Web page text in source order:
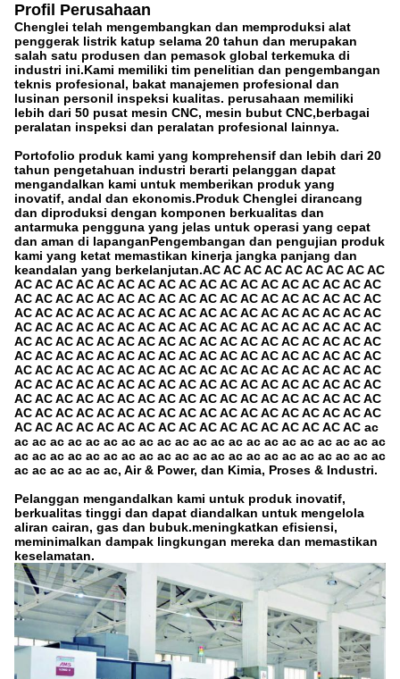
Profil Perusahaan
Chenglei telah mengembangkan dan memproduksi alat
penggerak listrik katup selama 20 tahun dan merupakan
salah satu produsen dan pemasok global terkemuka di
industri ini.Kami memiliki tim penelitian dan pengembangan
teknis profesional, bakat manajemen profesional dan
lusinan personil inspeksi kualitas. perusahaan memiliki
lebih dari 50 pusat mesin CNC, mesin bubut CNC,berbagai
peralatan inspeksi dan peralatan profesional lainnya.
Portofolio produk kami yang komprehensif dan lebih dari 20
tahun pengetahuan industri berarti pelanggan dapat
mengandalkan kami untuk memberikan produk yang
inovatif, andal dan ekonomis.Produk Chenglei dirancang
dan diproduksi dengan komponen berkualitas dan
antarmuka pengguna yang jelas untuk operasi yang cepat
dan aman di lapanganPengembangan dan pengujian produk
kami yang ketat memastikan kinerja jangka panjang dan
keandalan yang berkelanjutan.AC AC AC AC AC AC AC AC AC
AC AC AC AC AC AC AC AC AC AC AC AC AC AC AC AC AC AC
AC AC AC AC AC AC AC AC AC AC AC AC AC AC AC AC AC AC
AC AC AC AC AC AC AC AC AC AC AC AC AC AC AC AC AC AC
AC AC AC AC AC AC AC AC AC AC AC AC AC AC AC AC AC AC
AC AC AC AC AC AC AC AC AC AC AC AC AC AC AC AC AC AC
AC AC AC AC AC AC AC AC AC AC AC AC AC AC AC AC AC AC
AC AC AC AC AC AC AC AC AC AC AC AC AC AC AC AC AC AC
AC AC AC AC AC AC AC AC AC AC AC AC AC AC AC AC AC AC
AC AC AC AC AC AC AC AC AC AC AC AC AC AC AC AC AC AC
AC AC AC AC AC AC AC AC AC AC AC AC AC AC AC AC AC AC
AC AC AC AC AC AC AC AC AC AC AC AC AC AC AC AC AC ac
ac ac ac ac ac ac ac ac ac ac ac ac ac ac ac ac ac ac ac ac ac
ac ac ac ac ac ac ac ac ac ac ac ac ac ac ac ac ac ac ac ac ac
ac ac ac ac ac ac, Air & Power, dan Kimia, Proses & Industri.
Pelanggan mengandalkan kami untuk produk inovatif,
berkualitas tinggi dan dapat diandalkan untuk mengelola
aliran cairan, gas dan bubuk.meningkatkan efisiensi,
meminimalkan dampak lingkungan mereka dan memastikan
keselamatan.